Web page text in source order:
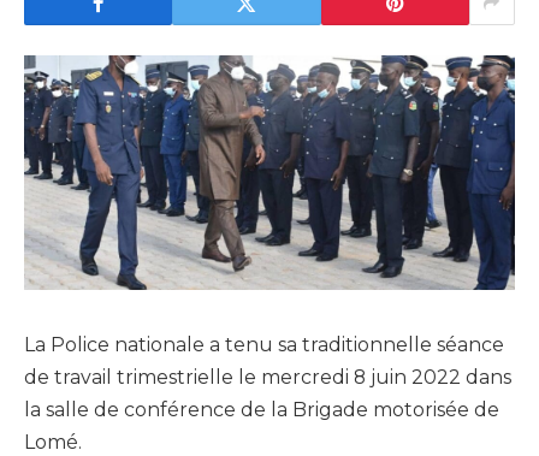
La Police nationale a tenu sa traditionnelle séance
de travail trimestrielle le mercredi 8 juin 2022 dans
la salle de conférence de la Brigade motorisée de
Lomé.